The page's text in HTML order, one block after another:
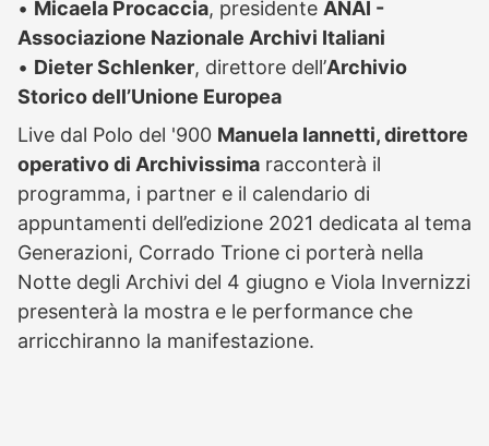
• Micaela Procaccia, presidente ANAI -
Associazione Nazionale Archivi Italiani
• Dieter Schlenker, direttore dell’Archivio
Storico dell’Unione Europea
Live dal Polo del '900 Manuela Iannetti, direttore
operativo di Archivissima racconterà il
programma, i partner e il calendario di
appuntamenti dell’edizione 2021 dedicata al tema
Generazioni, Corrado Trione ci porterà nella
Notte degli Archivi del 4 giugno e Viola Invernizzi
presenterà la mostra e le performance che
arricchiranno la manifestazione.